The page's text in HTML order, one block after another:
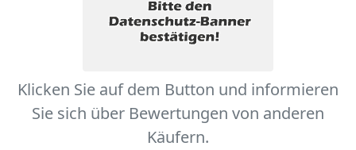
Klicken Sie auf dem Button und informieren
Sie sich über Bewertungen von anderen
Käufern.